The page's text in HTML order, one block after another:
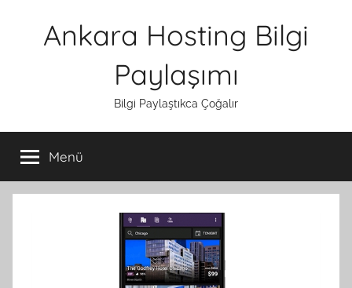
Ankara Hosting Bilgi
Paylaşımı
Bilgi Paylaştıkca Çoğalır
Menü